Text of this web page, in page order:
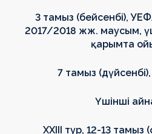
3 тамыз (бейсенбі),
2017/2018 жж. маусым,
қарымта
7 тамыз
Үшінші
XXIII тур, 12-13 тамыз